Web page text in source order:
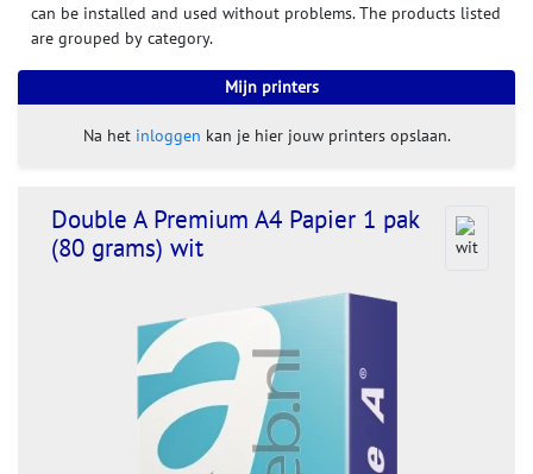
can be installed and used without problems. The products listed
are grouped by category.
Mijn printers
Na het inloggen kan je hier jouw printers opslaan.
Double A Premium A4 Papier 1 pak
(80 grams) wit